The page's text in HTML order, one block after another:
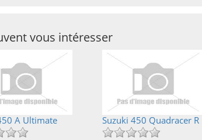
vous intéresser
A Ultimate Suzuki 450 Quadracer R